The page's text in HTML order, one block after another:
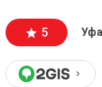
5 Уфа